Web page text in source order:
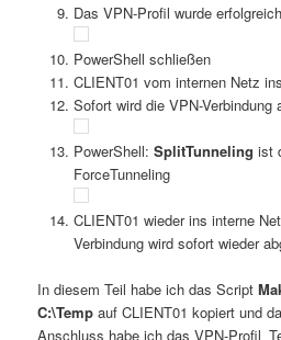
Das VPN-Profil wurde
PowerShell schließen
CLIENT01 vom internen Netz
Sofort wird die VPN-Verbindung
PowerShell: SplitTunneling ist
ForceTunneling
CLIENT01 wieder ins interne
Verbindung wird sofort wieder
In diesem Teil habe ich das Script
C:\Temp auf CLIENT01 kopiert und
Anschluss habe ich das VPN-Profil